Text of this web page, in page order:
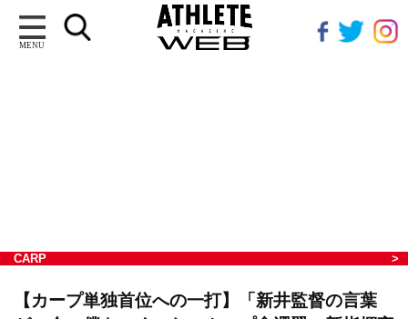
MENU
CARP
【カープ単独首位への一打】「新井監督の言葉